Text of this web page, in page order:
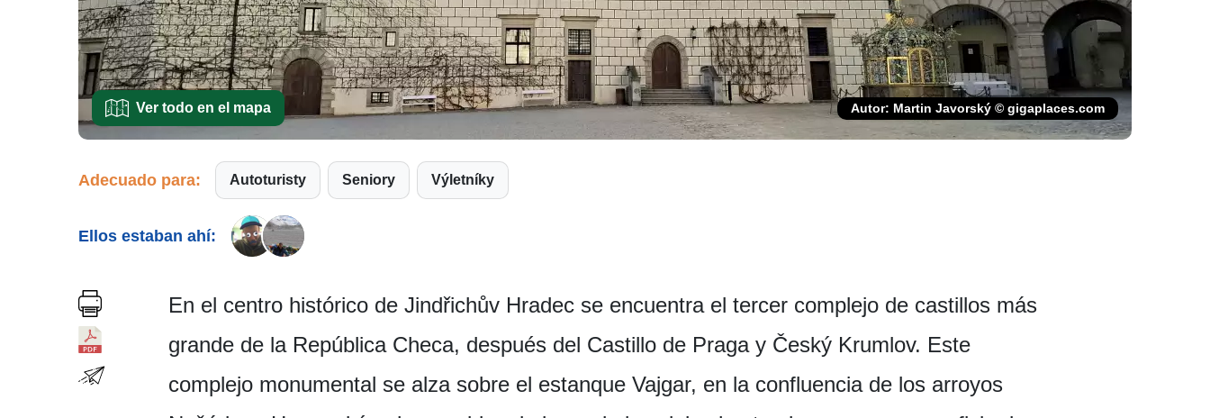
Ver todo en el mapa Autor: Martin Javorský © gigaplaces.com
Adecuado para: Autoturisty Seniory Výletníky
Ellos estaban ahí:
En el centro histórico de Jindřichův Hradec se encuentra el tercer complejo de castillos más
grande de la República Checa, después del Castillo de Praga y Český Krumlov. Este
complejo monumental se alza sobre el estanque Vajgar, en la confluencia de los arroyos